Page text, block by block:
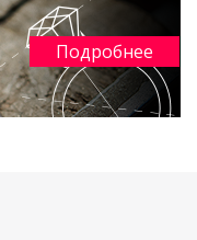
Подробнее